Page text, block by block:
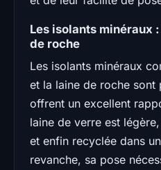
Les isolants minéraux
de roche
Les isolants minéraux
et la laine de roche sont
offrent un excellent
laine de verre est
et enfin recyclée dans
revanche, sa pose